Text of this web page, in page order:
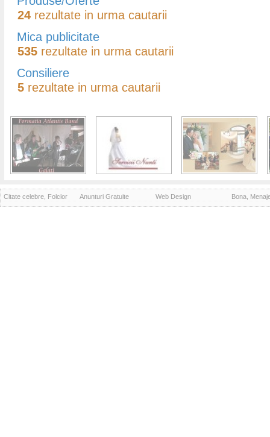
24 rezultate in urma cautarii
Mica publicitate
535 rezultate in urma cautarii
Consiliere
5 rezultate in urma cautarii
Citate celebre, Folclor Anunturi Gratuite Web Design Bona,